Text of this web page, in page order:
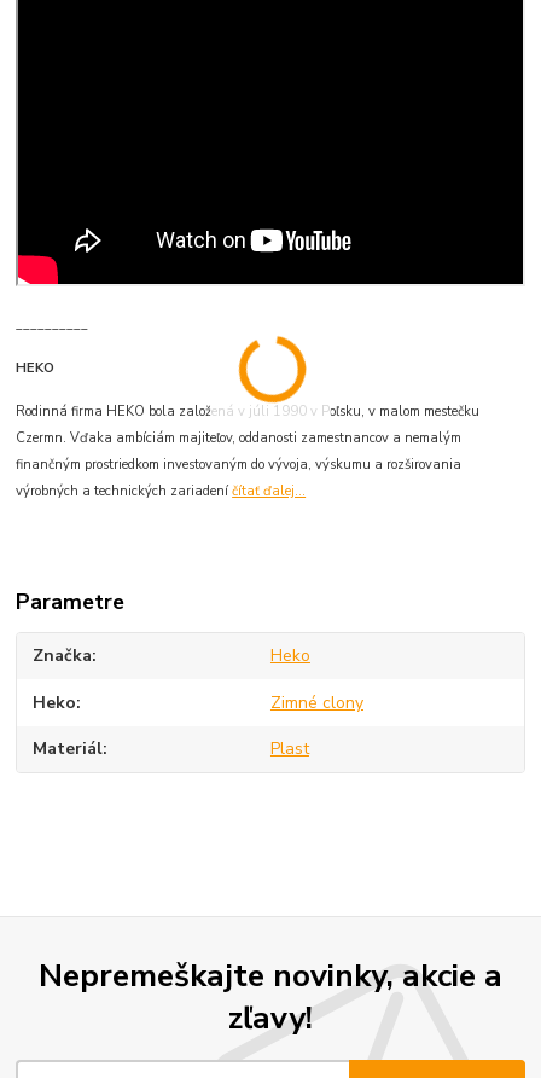
HEKO
Rodinná firma HEKO bola založená v júli 1990 v Poľsku, v malom mestečku
Czermn. Vďaka ambíciám majiteľov, oddanosti zamestnancov a nemalým
finančným prostriedkom investovaným do vývoja, výskumu a rozširovania
výrobných a technických zariadeníčítať ďalej...
Parametre
Značka Heko
Heko Zimné clony
Materiál Plast
Nepremeškajte novinky, akcie a
zľavy!